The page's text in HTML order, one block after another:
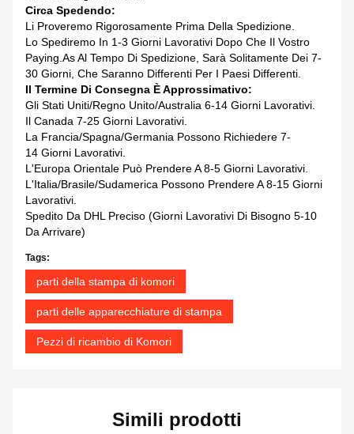
Circa Spedendo:
Li Proveremo Rigorosamente Prima Della Spedizione.
Lo Spediremo In 1-3 Giorni Lavorativi Dopo Che Il Vostro
Paying.as Al Tempo Di Spedizione, Sarà Solitamente Dei 7-
30 Giorni, Che Saranno Differenti Per I Paesi Differenti.
Il Termine Di Consegna È Approssimativo:
Gli Stati Uniti/Regno Unito/Australia 6-14 Giorni Lavorativi.
Il Canada 7-25 Giorni Lavorativi.
La Francia/Spagna/Germania Possono Richiedere 7-
14 Giorni Lavorativi.
L'Europa Orientale Può Prendere A 8-5 Giorni Lavorativi.
L'Italia/Brasile/Sudamerica Possono Prendere A 8-15 Giorni
Lavorativi.
Spedito Da DHL Preciso (giorni Lavorativi Di Bisogno 5-10
Da Arrivare)
Tags:
parti della stampa di komori
parti delle apparecchiature di stampa
Pezzi di ricambio di Komori
Simili prodotti